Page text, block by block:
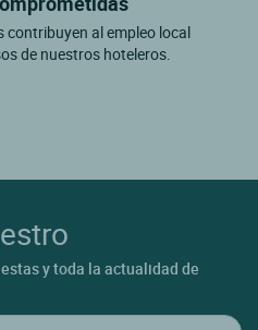
contribuyen al empleo local
de nuestros hoteleros.
y toda la actualidad de